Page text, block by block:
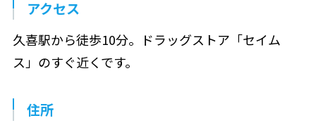
アクセス
久喜駅から徒歩10分。ドラッグストア「セイム
ス」のすぐ近くです。
住所